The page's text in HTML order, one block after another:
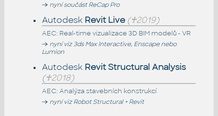
nyní součást ReCap Pro
Autodesk Revit Live (♰2019)
AEC: Real-time vizualizace 3D BIM modelů - VR
nyní viz 3ds Max Interactive, Enscape nebo
Lumion
Autodesk Revit Structural Analysis
(♰2018)
AEC: Analýza stavebních konstrukcí
nyní viz Robot Structural + Revit